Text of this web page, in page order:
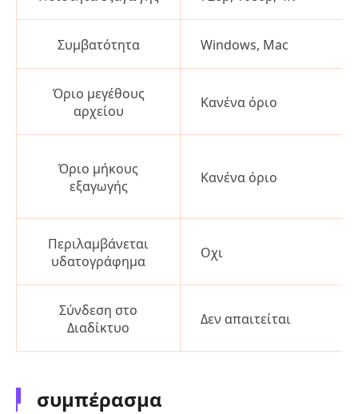
Συμβατότητα Windows, Mac
Όριο μεγέθους
αρχείου
Κανένα όριο
Όριο μήκους
εξαγωγής
Κανένα όριο
Περιλαμβάνεται
υδατογράφημα
Οχι
Σύνδεση στο
Διαδίκτυο
Δεν απαιτείται
συμπέρασμα